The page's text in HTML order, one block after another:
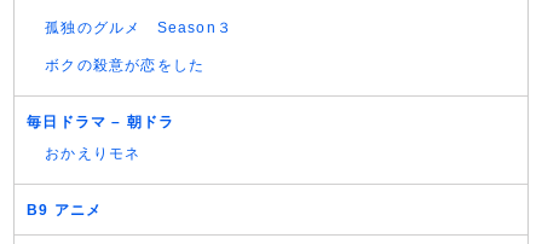
孤独のグルメ Season３
ボクの殺意が恋をした
毎日ドラマ – 朝ドラ
おかえりモネ
B9 アニメ